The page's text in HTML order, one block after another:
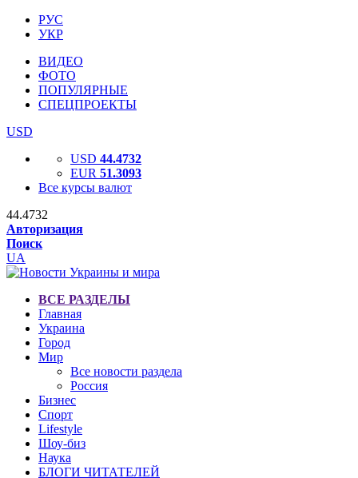
РУС
УКР
ВИДЕО
ФОТО
ПОПУЛЯРНЫЕ
СПЕЦПРОЕКТЫ
USD
USD 44.4732
EUR 51.3093
Все курсы валют
44.4732
Авторизация
Поиск
UA
ВСЕ РАЗДЕЛЫ
Главная
Украина
Город
Мир
Все новости раздела
Россия
Бизнес
Спорт
Lifestyle
Шоу-биз
Наука
БЛОГИ ЧИТАТЕЛЕЙ